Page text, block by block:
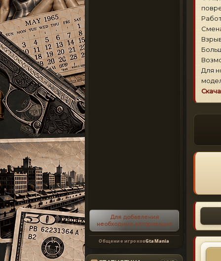
Для добавления
необходима авторизация
Общение игроковGtaMania
Для